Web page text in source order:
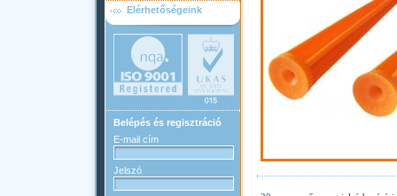
Elérhetőségeink
Belépés és regisztráció
E-mail cím
Jelszó